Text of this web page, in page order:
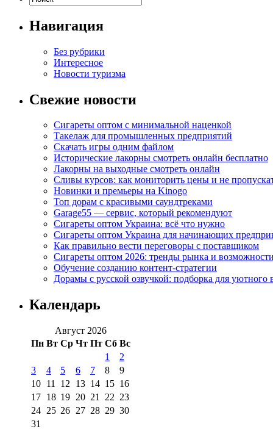
Навигация
Без рубрики
Интересное
Новости туризма
Свежие новости
Сигареты оптом с минимальной наценкой
Такелаж для промышленных предприятий
Скачать игры одним файлом
Исторические лакорны смотреть онлайн бесплатно
Лакорны на выходные смотреть онлайн
Сливы курсов: как мониторить цены и не
Новинки и премьеры на Kinogo
Топ дорам с красивыми саундтреками
Garage55 — сервис, который рекомендуют
Сигареты оптом Украина: всё что нужно
Сигареты оптом Украина для начинающих
Как правильно вести переговоры с поставщиком
Сигареты оптом 2026: тренды рынка и возможности
Обучение созданию контент-стратегии
Дорамы с русской озвучкой: подборка для уютного
Календарь
Август 2026
Пн Вт Ср Чт Пт Сб Вс
1
2
3
4 5 6 7 8
9
10 11 12 13 14 15 16
17 18 19 20 21 22 23
24 25 26 27 28 29 30
31